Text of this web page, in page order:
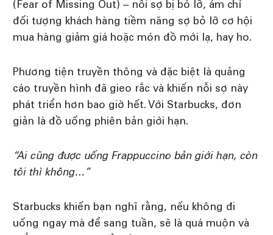
(Fear of Missing Out) – nỗi sợ bị bỏ lỡ, ám chỉ
đối tượng khách hàng tiềm năng sợ bỏ lỡ cơ hội
mua hàng giảm giá hoặc món đồ mới lạ, hay ho.
Phương tiện truyền thông và đặc biệt là quảng
cáo truyền hình đã gieo rắc và khiến nỗi sợ này
phát triển hơn bao giờ hết. Với Starbucks, đơn
giản là đồ uống phiên bản giới hạn.
“Ai cũng được uống Frappuccino bản giới hạn, còn
tôi thì không…”
Starbucks khiến bạn nghĩ rằng, nếu không đi
uống ngay mà để sang tuần, sẽ là quá muộn và